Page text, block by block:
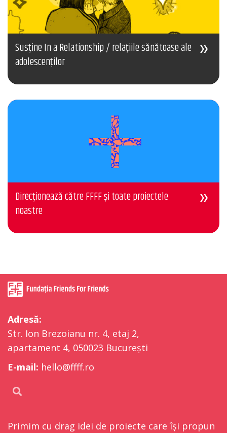
Susține In a Relationship / relațiile sănătoase ale
adolescenților
Direcționează către FFFF și toate proiectele
noastre
Adresă:
Str. Ion Brezoianu nr. 4, etaj 2,
apartament 4, 050023 București
E-mail: hello@ffff.ro
Primim cu drag idei de proiecte care își propun